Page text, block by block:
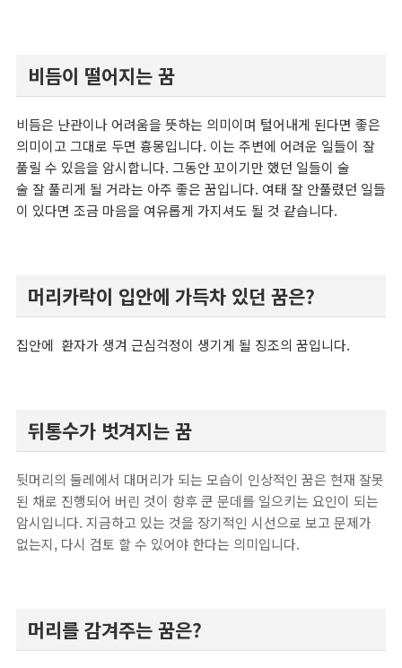
비듬이 떨어지는 꿈
비듬은 난관이나 어려움을 뜻하는 의미이며 털어내게 된다면 좋은
의미이고 그대로 두면 흉몽입니다. 이는 주변에 어려운 일들이 잘
풀릴 수 있음을 암시합니다. 그동안 꼬이기만 했던 일들이 술
술 잘 풀리게 될 거라는 아주 좋은 꿈입니다. 여태 잘 안풀렸던 일들
이 있다면 조금 마음을 여유롭게 가지셔도 될 것 같습니다.
머리카락이 입안에 가득차 있던 꿈은?
집안에 환자가 생겨 근심걱정이 생기게 될 징조의 꿈입니다.
뒤통수가 벗겨지는 꿈
뒷머리의 둘레에서 대머리가 되는 모습이 인상적인 꿈은 현재 잘못
된 채로 진행되어 버린 것이 향후 쿤 문데를 일으키는 요인이 되는
암시입니다. 지금하고 있는 것을 장기적인 시선으로 보고 문제가
없는지, 다시 검토 할 수 있어야 한다는 의미입니다.
머리를 감겨주는 꿈은?